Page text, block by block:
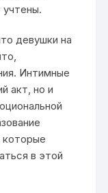
учтены.
девушки на
Интимные
акт, но и
которые
в этой